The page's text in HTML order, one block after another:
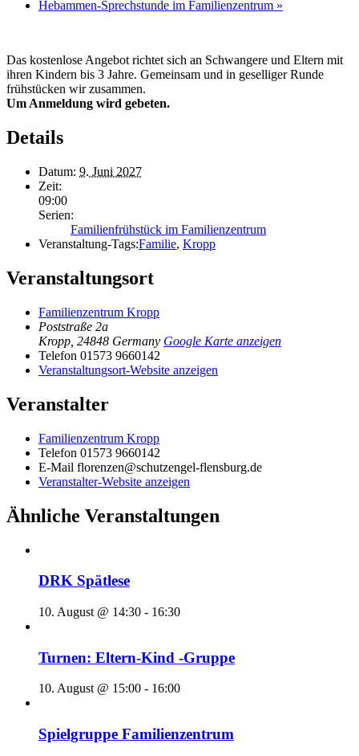
Hebammen-Sprechstunde im Familienzentrum »
Das kostenlose Angebot richtet sich an Schwangere und Eltern mit
ihren Kindern bis 3 Jahre. Gemeinsam und in geselliger Runde
frühstücken wir zusammen.
Um Anmeldung wird gebeten.
Details
Datum: 9. Juni 2027
Zeit:
09:00
Serien:
Familienfrühstück im Familienzentrum
Veranstaltung-Tags:Familie, Kropp
Veranstaltungsort
Familienzentrum Kropp
Poststraße 2a
Kropp 24848 Germany Google Karte anzeigen
Telefon 01573 9660142
Veranstaltungsort-Website anzeigen
Veranstalter
Familienzentrum Kropp
Telefon 01573 9660142
E-Mail florenzen@schutzengel-flensburg.de
Veranstalter-Website anzeigen
Ähnliche Veranstaltungen
DRK Spätlese
10. August @ 14:30 - 16:30
Turnen: Eltern-Kind -Gruppe
10. August @ 15:00 - 16:00
Spielgruppe Familienzentrum